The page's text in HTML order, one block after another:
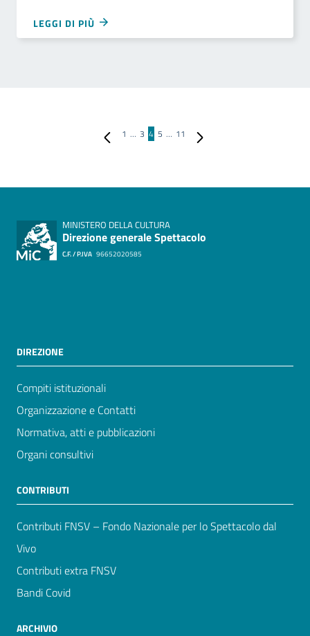
LEGGI DI PIÙ
Pagina precedente
1 … 3 4 5 … 11
MINISTERO DELLA CULTURA
Direzione generale Spettacolo
C.F. / P.IVA 96652020585
DIREZIONE
Compiti istituzionali
Organizzazione e Contatti
Normativa, atti e pubblicazioni
Organi consultivi
CONTRIBUTI
Contributi FNSV – Fondo Nazionale per lo Spettacolo dal
Vivo
Contributi extra FNSV
Bandi Covid
ARCHIVIO